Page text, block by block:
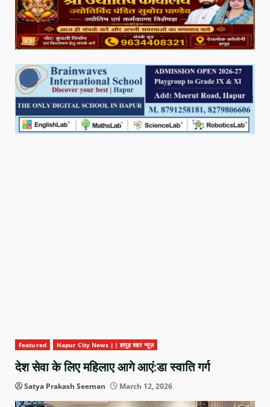
Featured Hapur City News || हापुड़ शहर न्यूज़
देश सेवा के लिए महिलाए आगे आएं:डा स्वाति गर्ग
Satya Prakash Seeman March 12, 2026